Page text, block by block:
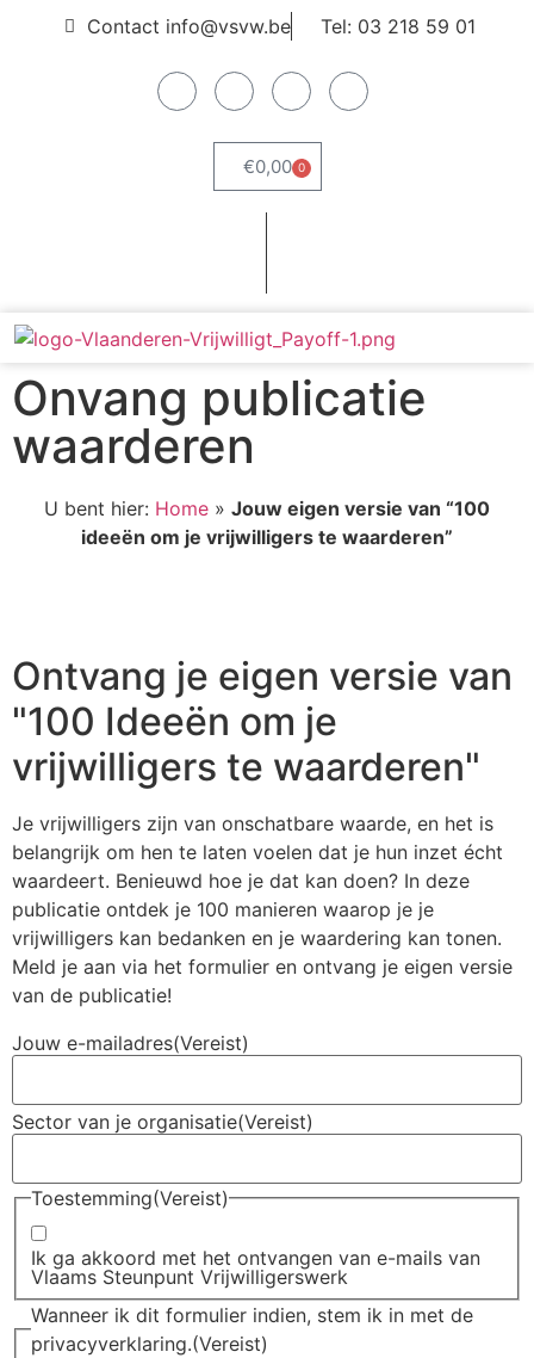
Contact info@vsvw.be Tel: 03 218 59 01
€0,00 0
Onvang publicatie
waarderen
U bent hier: Home » Jouw eigen versie van “100
ideeën om je vrijwilligers te waarderen”
Ontvang je eigen versie van
"100 Ideeën om je
vrijwilligers te waarderen"
Je vrijwilligers zijn van onschatbare waarde, en het is
belangrijk om hen te laten voelen dat je hun inzet écht
waardeert. Benieuwd hoe je dat kan doen? In deze
publicatie ontdek je 100 manieren waarop je je
vrijwilligers kan bedanken en je waardering kan tonen.
Meld je aan via het formulier en ontvang je eigen versie
van de publicatie!
Jouw e-mailadres(Vereist)
Sector van je organisatie(Vereist)
Toestemming(Vereist)
Ik ga akkoord met het ontvangen van e-mails van
Vlaams Steunpunt Vrijwilligerswerk
Wanneer ik dit formulier indien, stem ik in met de
privacyverklaring.(Vereist)